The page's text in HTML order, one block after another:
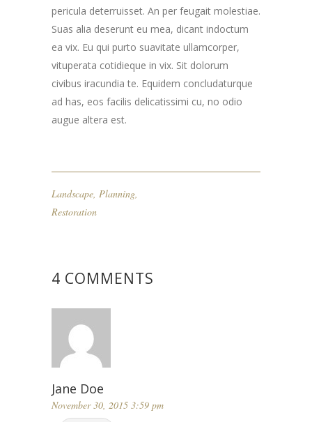
pericula deterruisset. An per feugait molestiae.
Suas alia deserunt eu mea, dicant indoctum
ea vix. Eu qui purto suavitate ullamcorper,
vituperata cotidieque in vix. Sit dolorum
civibus iracundia te. Equidem concludaturque
ad has, eos facilis delicatissimi cu, no odio
augue altera est.
Landscape, Planning,
Restoration
4 COMMENTS
Jane Doe
November 30, 2015 3:59 pm